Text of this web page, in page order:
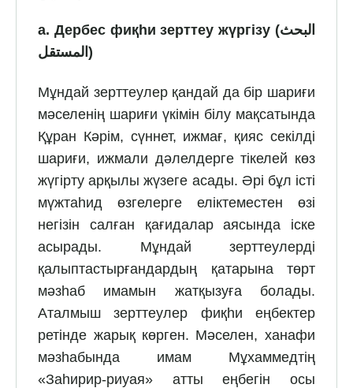
а. Дербес фиқһи зерттеу жүргізу (البحث
المستقل)
Мұндай зерттеулер қандай да бір шариғи
мәселенің шариғи үкімін білу мақсатында
Құран Кәрім, сүннет, ижмағ, қияс секілді
шариғи, ижмали дәлелдерге тікелей көз
жүгірту арқылы жүзеге асады. Әрі бұл істі
мүжтаһид өзгелерге еліктеместен өзі
негізін салған қағидалар аясында іске
асырады. Мұндай зерттеулерді
қалыптастырғандардың қатарына төрт
мәзһаб имамын жатқызуға болады.
Аталмыш зерттеулер фиқһи еңбектер
ретінде жарық көрген. Мәселен, ханафи
мәзһабында имам Мұхаммедтің
«Заһирир-риуая» атты еңбегін осы